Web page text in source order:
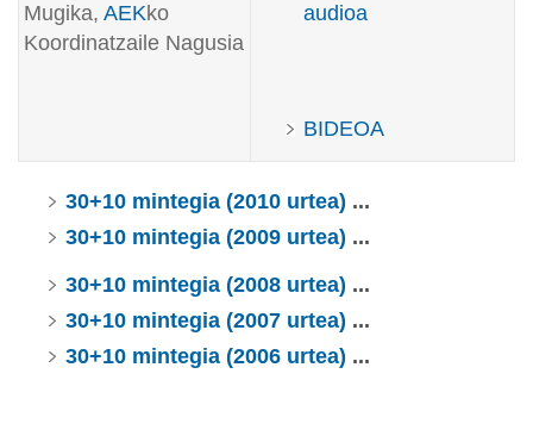
Mugika, AEKko
Koordinatzaile Nagusia
audioa
BIDEOA
30+10 mintegia (2010 urtea) ...
30+10 mintegia (2009 urtea) ...
30+10 mintegia (2008 urtea) ...
30+10 mintegia (2007 urtea) ...
30+10 mintegia (2006 urtea) ...